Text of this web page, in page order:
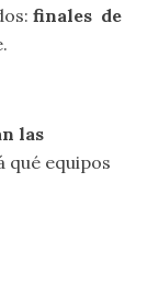
finales de
las
qué equipos